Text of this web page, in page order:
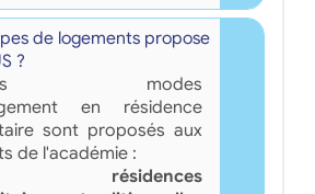
de logements propose
?
modes
en résidence
sont proposés aux
de l'académie :
résidences